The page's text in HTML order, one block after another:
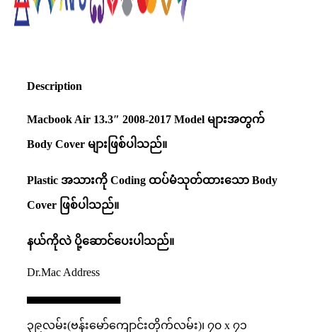
Description
Macbook Air 13.3″ 2008-2017 Model များအတွက်
Body Cover များဖြစ်ပါသည်။
Plastic အသားကို Coding ထပ်မံသုတ်ထားသော Body
Cover ဖြစ်ပါသည်။
နယ်ကိုလဲ ပို့ဆောင်ပေးပါသည်။
Dr.Mac Address
▄▄▄▄▄▄▄▄▄▄▄▄
၃၉လမ်း(ဗန်းမော်ကျောင်းတိုက်လမ်း)၊ ၇၀ x ၇၁